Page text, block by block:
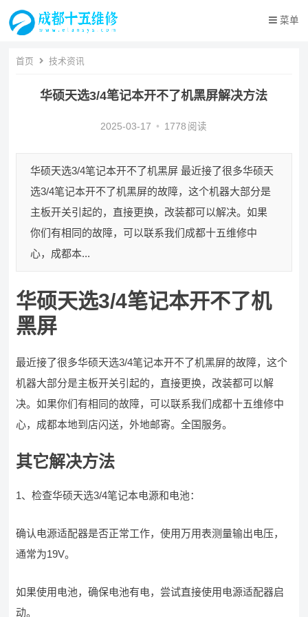
菜单
首页 技术资讯
华硕天选3/4笔记本开不了机黑屏解决方法
2025-03-17 • 1778 阅读
华硕天选3/4笔记本开不了机黑屏 最近接了很多华硕天
选3/4笔记本开不了机黑屏的故障，这个机器大部分是
主板开关引起的，直接更换，改装都可以解决。如果
你们有相同的故障，可以联系我们成都十五维修中
心，成都本...
华硕天选3/4笔记本开不了机
黑屏
最近接了很多华硕天选3/4笔记本开不了机黑屏的故障，这个
机器大部分是主板开关引起的，直接更换，改装都可以解
决。如果你们有相同的故障，可以联系我们成都十五维修中
心，成都本地到店闪送，外地邮寄。全国服务。
其它解决方法
1、检查华硕天选3/4笔记本电源和电池：
确认电源适配器是否正常工作，使用万用表测量输出电压，
通常为19V。
如果使用电池，确保电池有电，尝试直接使用电源适配器启
动。